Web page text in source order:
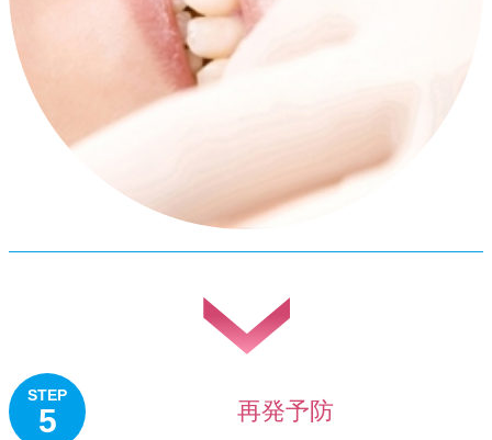
STEP
5 再発予防